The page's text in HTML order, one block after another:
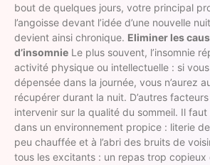
bout de quelques jours, votre principal
l’angoisse devant l’idée d’une nouvelle
devient ainsi chronique. Eliminer les
d’insomnie Le plus souvent, l’insomnie
activité physique ou intellectuelle : si
dépensée dans la journée, vous n’aurez
récupérer durant la nuit. D’autres
intervenir sur la qualité du sommeil. Il
dans un environnement propice : literie
peu chauffée et à l’abri des bruits de
tous les excitants : un repas trop copieux